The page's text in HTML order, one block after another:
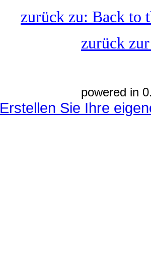
zurück zu: Back to
zurück
powered in
Erstellen Sie Ihre